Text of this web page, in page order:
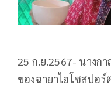
25 ก.ย.2567- นางก
ของฉายาไฮโซสปอ